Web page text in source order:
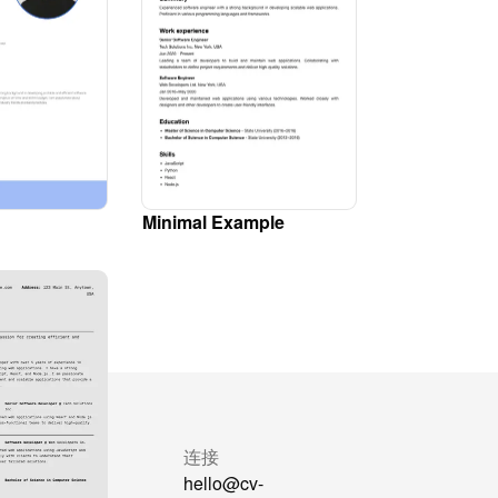
Minimal Example
连接
hello@cv-